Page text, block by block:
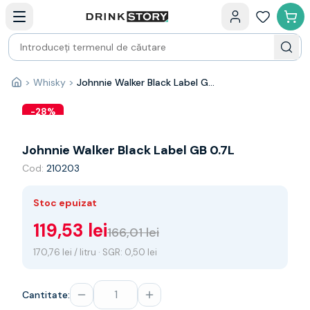
Bauturi fine — selectie
Produse Noi
Cosuri cadou
Pachete & Cadouri
Vin
Tamaioasa
Franta
Spania
Australia
Germania
Noua Zeelanda
Prosecco
Acasă
> Whisky > Johnnie Walker Black Label GB 0.7L
-28%
Johnnie Walker Black Label GB 0.7L
Cod: 210203
Stoc epuizat
119,53 lei166,01 lei
170,76 lei / litru · SGR: 0,50 lei
Cantitate: